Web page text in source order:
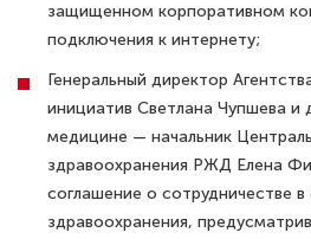
защищенном корпоративном
подключения к интернету;
Генеральный директор
инициатив Светлана Чупшева
медицине — начальник
здравоохранения РЖД Елена
соглашение о сотрудничестве
здравоохранения,